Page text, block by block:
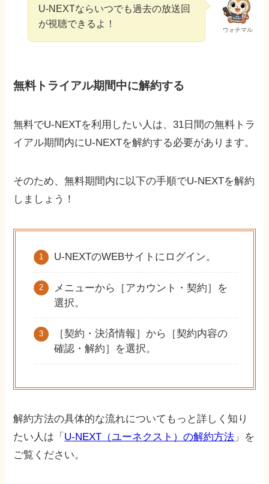
ウォチマル
U-NEXTならいつでも過去の放送回
が視聴できるよ！
無料トライアル期間中に解約する
無料でU-NEXTを利用したい人は、31日間の無料トラ
イアル期間内にU-NEXTを解約する必要があります。
そのため、無料期間内に以下の手順でU-NEXTを解約
しましょう！
U-NEXTのWEBサイトにログイン。
メニューから［アカウント・契約］を
選択。
［契約・決済情報］から［契約内容の
確認・解約］を選択。
解約方法の具体的な流れについてもっと詳しく知り
たい人は「 U-NEXT（ユーネクスト）の解約方法 」を
ご覧ください。